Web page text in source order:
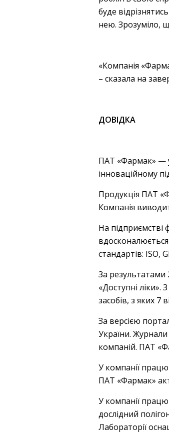
буде
нею. Зрозуміло,
«Компанія
– сказала на
ДОВІДКА
ПАТ «Фармак» —
інноваційному
Продукція ПАТ
Компанія
На підприємстві
стандартів: ISO,
За результатами
«Доступні
засобів, з яких 7
За версією
України.
компаній. ПАТ
У компанії
ПАТ «Фармак»
У компанії
дослідний
Лабораторії